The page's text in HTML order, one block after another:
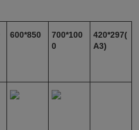
600*850
700*100
0
420*297(
А3)